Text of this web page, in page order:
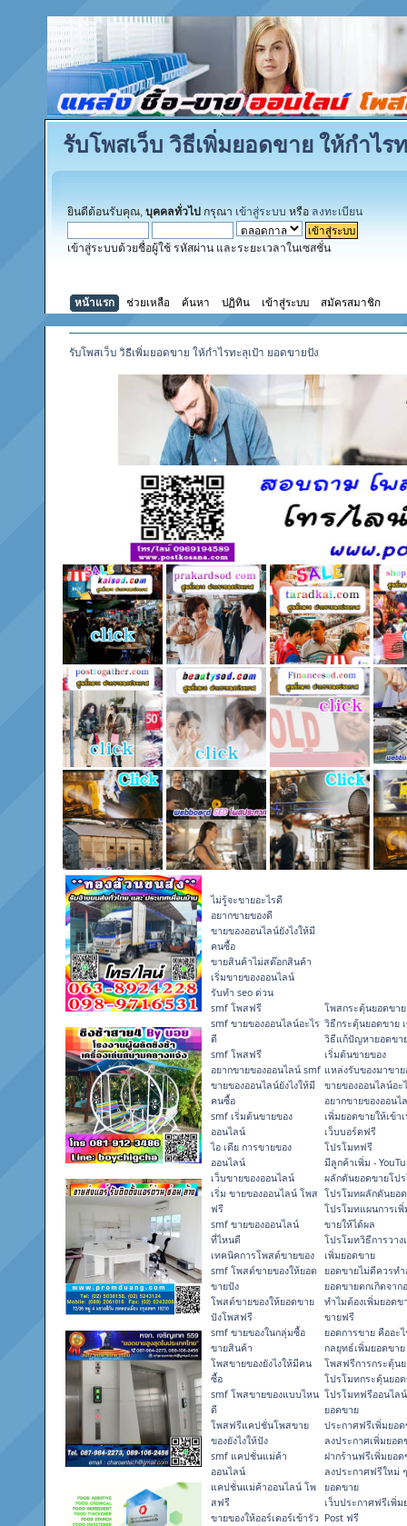
รับโพสเว็บ วิธีเพิ่มยอดขาย ให้กำไร
ยินดีต้อนรับคุณ, บุคคลทั่วไป กรุณา เข้าสู่ระบบ หรือ ลงทะเบียน
เข้าสู่ระบบด้วยชื่อผู้ใช้ รหัสผ่าน และระยะเวลาในเซสชั่น
หน้าแรก ช่วยเหลือ ค้นหา ปฏิทิน เข้าสู่ระบบ สมัครสมาชิก
รับโพสเว็บ วิธีเพิ่มยอดขาย ให้กำไรทะลุเป้า ยอดขายปัง
ไม่รู้จะขายอะไรดี
อยากขายของดี
ขายของออนไลน์ยังไงให้มี
คนซื้อ
ขายสินค้าไม่สต๊อกสินค้า
เริ่มขายของออนไลน์
รับทำ seo ด่วน
smf โพสฟรี
smf ขายของออนไลน์อะไร
ดี
smf โพสฟรี
อยากขายของออนไลน์ smf
ขายของออนไลน์ยังไงให้มี
คนซื้อ
smf เริ่มต้นขายของ
ออนไลน์
ไอ เดีย การขายของ
ออนไลน์
เว็บขายของออนไลน์
เริ่ม ขายของออนไลน์ โพส
ฟรี
smf ขายของออนไลน์
ที่ไหนดี
เทคนิคการโพสต์ขายของ
smf โพสต์ขายของให้ยอด
ขายปัง
โพสต์ขายของให้ยอดขาย
ปังโพสฟรี
smf ขายของในกลุ่มซื้อ
ขายสินค้า
โพสขายของยังไงให้มีคน
ซื้อ
smf โพสขายของแบบไหน
ดี
โพสฟรีแคปชั่นโพสขาย
ของยังไงให้ปัง
smf แคปชั่นแม่ค้า
ออนไลน์
แคปชั่นแม่ค้าออนไลน์ โพ
สฟรี
ขายของให้ออร์เดอร์เข้ารัว
โพสกระตุ้นยอดขาย
วิธีกระตุ้นยอดขาย
วิธีแก้ปัญหายอดขา
เริ่มต้นขายของ
แหล่งรับของมาขา
ขายของออนไลน์อะ
อยากขายของออนไ
เพิ่มยอดขายให้เข้า
เว็บบอร์ดฟรี
โปรโมทฟรี
มีลูกค้าเพิ่ม -
ผลักดันยอดขายโป
โปรโมทผลักดันยอ
โปรโมทแผนการเ
ขายให้ได้ผล
โปรโมทวิธีการวาง
เพิ่มยอดขาย
ยอดขายไม่ดีควรทำ
ยอดขายตกเกิดจาก
ทำไมต้องเพิ่มยอดข
ขายฟรี
ยอดการขาย คืออะไ
กลยุทธ์เพิ่มยอดขาย
โพสฟรีการกระตุ้น
โปรโมทกระตุ้นยอ
โปรโมทฟรีออนไล
ยอดขาย
ประกาศฟรีเพิ่มยอ
ลงประกาศเพิ่มยอด
ฝากร้านฟรีเพิ่มยอด
ลงประกาศฟรีใหม่
ยอดขาย
เว็บประกาศฟรีเพิ่ม
Post ฟรี